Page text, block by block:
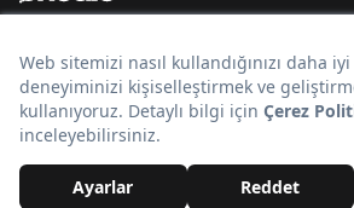
Bir markasıdır.